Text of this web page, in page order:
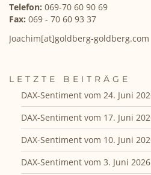
Telefon: 069-70 60 90 69
Fax: 069 - 70 60 93 37
Joachim[at]goldberg-goldberg.com
LETZTE BEITRÄGE
DAX-Sentiment vom 24. Juni
DAX-Sentiment vom 17. Juni
DAX-Sentiment vom 10. Juni
DAX-Sentiment vom 3. Juni 2026